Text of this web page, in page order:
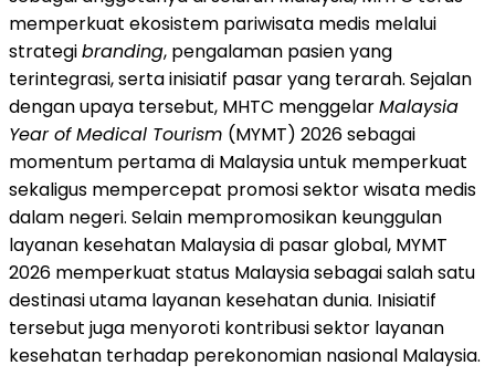
memperkuat ekosistem pariwisata medis melalui
strategibranding, pengalaman pasien yang
terintegrasi, serta inisiatif pasar yang terarah. Sejalan
dengan upaya tersebut, MHTC menggelarMalaysia
Year of Medical Tourism (MYMT) 2026 sebagai
momentum pertama di Malaysia untuk memperkuat
sekaligus mempercepat promosi sektor wisata medis
dalam negeri. Selain mempromosikan keunggulan
layanan kesehatan Malaysia di pasar global, MYMT
2026 memperkuat status Malaysia sebagai salah satu
destinasi utama layanan kesehatan dunia. Inisiatif
tersebut juga menyoroti kontribusi sektor layanan
kesehatan terhadap perekonomian nasional Malaysia.